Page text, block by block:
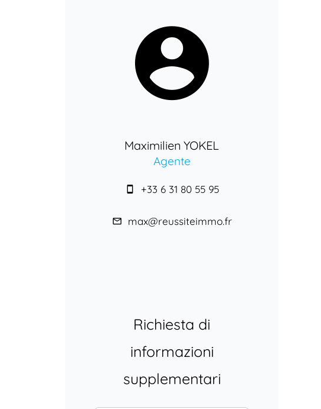
Maximilien YOKEL
Agente
+33 6 31 80 55 95
max@reussiteimmo.fr
Richiesta di
informazioni
supplementari